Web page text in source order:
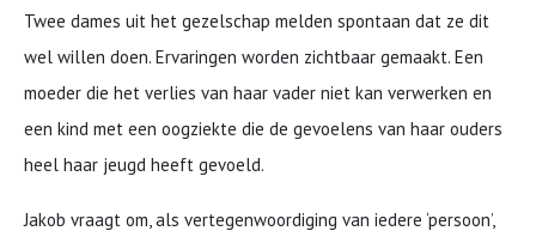
Twee dames uit het gezelschap melden spontaan dat ze dit
wel willen doen. Ervaringen worden zichtbaar gemaakt. Een
moeder die het verlies van haar vader niet kan verwerken en
een kind met een oogziekte die de gevoelens van haar ouders
heel haar jeugd heeft gevoeld.
Jakob vraagt om, als vertegenwoordiging van iedere ‘persoon’,